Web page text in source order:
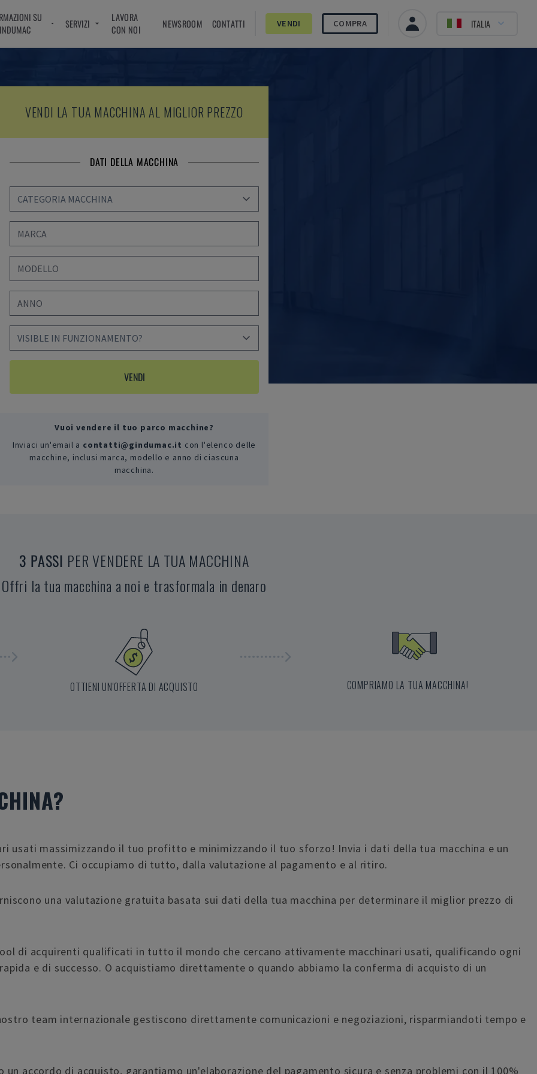
SU
SERVIZI
LAVORA
CON NOI
NEWSROOM CONTATTI VENDI COMPRA ITALIA
VENDI LA TUA MACCHINA AL MIGLIOR PREZZO
DATI DELLA MACCHINA
VENDI
Vuoi vendere il tuo parco macchine?
Inviaci un'email a contatti@gindumac.it con l'elenco delle
macchine, inclusi marca, modello e anno di ciascuna
macchina.
3 PASSI PER VENDERE LA TUA MACCHINA
Offri la tua macchina a noi e trasformala in denaro
OTTIENI UN'OFFERTA DI ACQUISTO COMPRIAMO LA TUA MACCHINA!
usati massimizzando il tuo profitto e minimizzando il tuo sforzo! Invia i dati della tua macchina e un
Ci occupiamo di tutto, dalla valutazione al pagamento e al ritiro.
una valutazione gratuita basata sui dati della tua macchina per determinare il miglior prezzo di
di acquirenti qualificati in tutto il mondo che cercano attivamente macchinari usati, qualificando ogni
e di successo. O acquistiamo direttamente o quando abbiamo la conferma di acquisto di un
team internazionale gestiscono direttamente comunicazioni e negoziazioni, risparmiandoti tempo e
un accordo di acquisto, garantiamo un'elaborazione del pagamento sicura e senza problemi con il 100%